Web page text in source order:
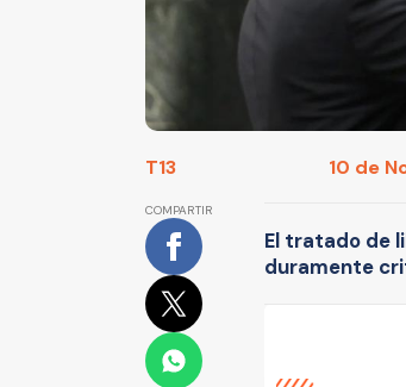
T13 10 de
COMPARTIR
El tratado de
duramente